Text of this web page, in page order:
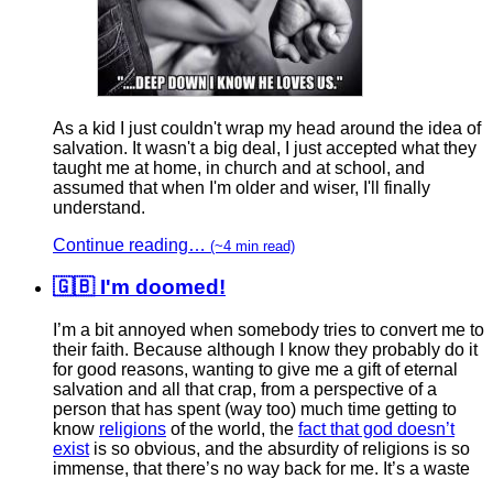
As a kid I just couldn't wrap my head around the idea of
salvation. It wasn't a big deal, I just accepted what they
taught me at home, in church and at school, and
assumed that when I'm older and wiser, I'll finally
understand.
Continue reading… (~4 min read)
🇬🇧 I'm doomed!
I’m a bit annoyed when somebody tries to convert me to
their faith. Because although I know they probably do it
for good reasons, wanting to give me a gift of eternal
salvation and all that crap, from a perspective of a
person that has spent (way too) much time getting to
know religions of the world, the fact that god doesn’t
existis so obvious, and the absurdity of religions is so
immense, that there’s no way back for me. It’s a waste